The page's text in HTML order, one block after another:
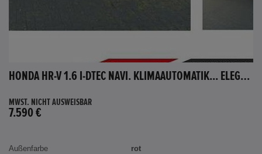
HONDA HR-V 1.6 I-DTEC NAVI. KLIMAAUTOMATIK... ELEGANCE
MWST. NICHT AUSWEISBAR
7.590 €
Außenfarbe
rot